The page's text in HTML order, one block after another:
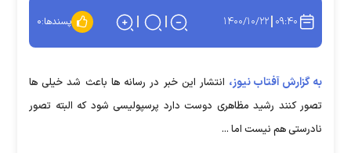
۰۹:۴۰ ۱۴۰۰/۱۰/۲۲ پسندها:۰
به گزارش آفتاب نیوز، انتشار این خبر در رسانه ها باعث شد خیلی ها
تصور کنند رشید مظاهری دوست دارد پرسپولیسی شود که البته تصور
نادرستی هم نیست اما ...